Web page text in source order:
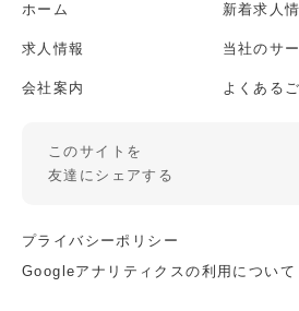
ホーム 新着求人
求人情報 当社のサ
会社案内 よくある
このサイトを
友達にシェアする
プライバシーポリシー
Googleアナリティクスの利用について